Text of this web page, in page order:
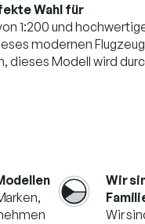
Wir
Wir
Wahl für
1:200 und
modernen
dieses Modell wird